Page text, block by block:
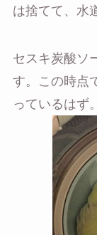
は捨てて、水
セスキ炭酸ソ
す。この時点
っているはず。